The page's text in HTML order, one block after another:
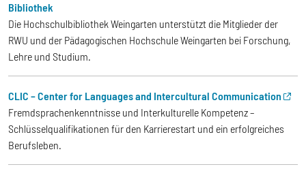
Bibliothek
Die Hochschulbibliothek Weingarten unterstützt die Mitglieder der
RWU und der Pädagogischen Hochschule Weingarten bei Forschung,
Lehre und Studium.
CLIC – Center for Languages and Intercultural Communication
Fremdsprachenkenntnisse und Interkulturelle Kompetenz –
Schlüsselqualifikationen für den Karrierestart und ein erfolgreiches
Berufsleben.